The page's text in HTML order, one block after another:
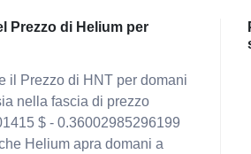
Prezzo di Helium per
il Prezzo di HNT per domani
nella fascia di prezzo
$ - 0.36002985296199
Helium apra domani a